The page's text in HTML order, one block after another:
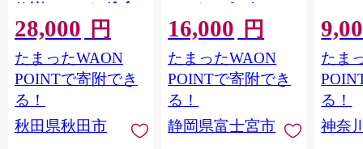
り付〉4ロール(ダブ
ル)×12パック 日用品
最短翌日発送 [スコッ
ティ フラワーパック
トイレットペーパー
日本製紙クレシア] 秋
田県秋田市
28,000 円
たまったWAON
POINTで寄附でき
る！
秋田県秋田市
ロール×8パック 64ロ
ール 1.5倍巻 82.5m
トイレットペーパー
シングル パルプ100％
香りつき 日用品 消耗
品 備蓄
16,000 円
たまったWAON
POINTで寄附でき
る！
静岡県富士宮市
FSCリ
長巻タ
100％
防災
ペー
川県
トペー
たま
る！
神奈